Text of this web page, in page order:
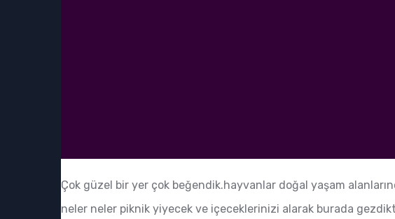
Çok güzel bir yer çok beğendik.hayvanlar doğal yaşam
neler neler piknik yiyecek ve içeceklerinizi alarak burada